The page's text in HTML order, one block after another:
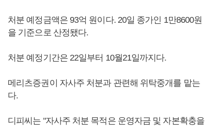
처분 예정금액은 93억 원이다. 20일 종가인 1만8600원
을 기준으로 산정됐다.
처분 예정기간은 22일부터 10월21일까지다.
메리츠증권이 자사주 처분과 관련해 위탁중개를 맡는
다.
디피씨는 "자사주 처분 목적은 운영자금 및 자본확충을